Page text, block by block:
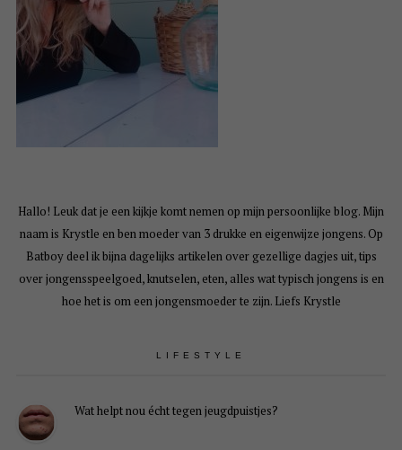
Hallo! Leuk dat je een kijkje komt nemen op mijn persoonlijke blog. Mijn
naam is Krystle en ben moeder van 3 drukke en eigenwijze jongens. Op
Batboy deel ik bijna dagelijks artikelen over gezellige dagjes uit, tips
over jongensspeelgoed, knutselen, eten, alles wat typisch jongens is en
hoe het is om een jongensmoeder te zijn. Liefs Krystle
LIFESTYLE
Wat helpt nou écht tegen jeugdpuistjes?